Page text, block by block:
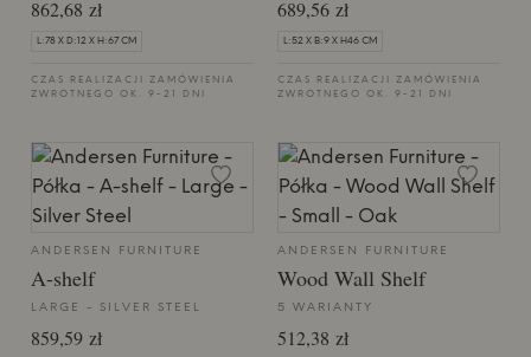
862,68 zł
L:78 X D:12 X H:67 CM
CZAS REALIZACJI ZAMÓWIENIA
ZWROTNEGO OK. 9-21 DNI
689,56 zł
L:52 X B:9 X H46 CM
CZAS REALIZACJI ZAMÓWIENIA
ZWROTNEGO OK. 9-21 DNI
ANDERSEN FURNITURE
A-shelf
LARGE - SILVER STEEL
859,59 zł
ANDERSEN FURNITURE
Wood Wall Shelf
5 WARIANTY
512,38 zł